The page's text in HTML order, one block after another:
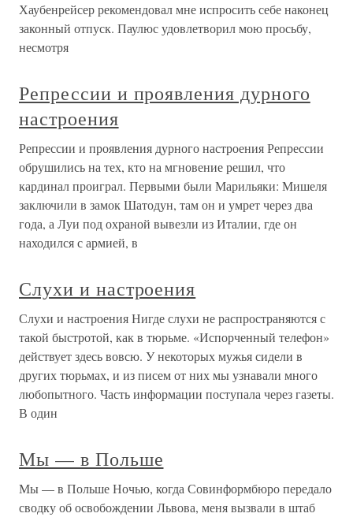
Хаубенрейсер рекомендовал мне испросить себе наконец
законный отпуск. Паулюс удовлетворил мою просьбу,
несмотря
Репрессии и проявления дурного
настроения
Репрессии и проявления дурного настроения Репрессии
обрушились на тех, кто на мгновение решил, что
кардинал проиграл. Первыми были Марильяки: Мишеля
заключили в замок Шатодун, там он и умрет через два
года, а Луи под охраной вывезли из Италии, где он
находился с армией, в
Слухи и настроения
Слухи и настроения Нигде слухи не распространяются с
такой быстротой, как в тюрьме. «Испорченный телефон»
действует здесь вовсю. У некоторых мужья сидели в
других тюрьмах, и из писем от них мы узнавали много
любопытного. Часть информации поступала через газеты.
В один
Мы — в Польше
Мы — в Польше Ночью, когда Совинформбюро передало
сводку об освобождении Львова, меня вызвали в штаб